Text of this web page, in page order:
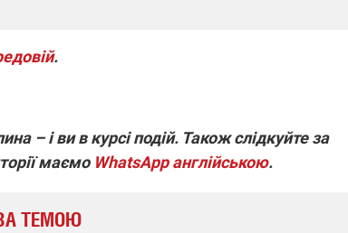
.
– і ви в курсі подій. Також слідкуйте за
маємо WhatsApp англійською.
ТЕМОЮ